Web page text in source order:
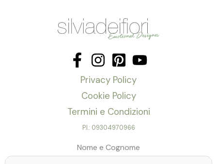
Privacy Policy
Cookie Policy
Termini e Condizioni
P.I.: 09304970966
Nome e Cognome